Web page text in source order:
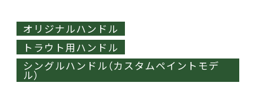
オリジナルハンドル
トラウト用ハンドル
シングルハンドル（カスタムペイントモデ
ル）